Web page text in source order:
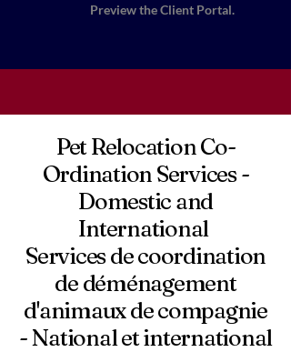
Preview the Client Portal.
Pet Relocation Co-
Ordination Services -
Domestic and
International
Services de coordination
de déménagement
d'animaux de compagnie
- National et international